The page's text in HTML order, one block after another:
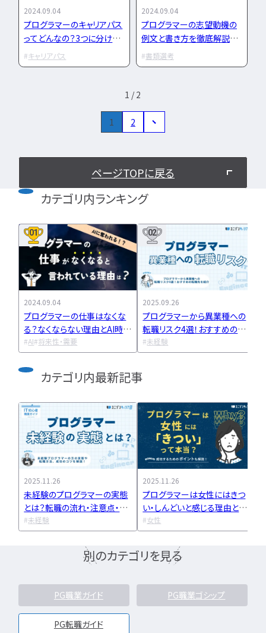
企業研究・求人
応募書類・資格
ユニゾンキャリア「IT転職メデ
部」
ニュースページ
利用規約
個人情報の取り扱い
個人情報保護方針
2024.09.04
プログラマーのキャリアパス
ってどんなの？3つに分けて
徹底解説！
キャリアパス
2024.09.04
プログラマーの志望動機の
例文と書き方を徹底解説！
面接対策も紹介！
書類選考
1 / 2
1 2
ページTOPに戻る
カテゴリ内ランキング
01
2024.09.04
プログラマーの仕事はなくな
る？なくならない理由とAI時代
に必要なスキルを解説
AI 将来性・需要
02
2025.09.26
プログラマーから異業種への
転職リスク4選！おすすめの転
職先を紹介
未経験
カテゴリ内最新記事
2025.11.26
未経験のプログラマーの実態
とは？転職の流れ・注意点・成
功のコツを解説
未経験
2025.11.26
プログラマーは女性にはきつ
い・しんどいと感じる理由と
は？成功するためのポイントも
解説
女性
別のカテゴリを見る
PG職業ガイド PG職業ゴシップ
PG転職ガイド